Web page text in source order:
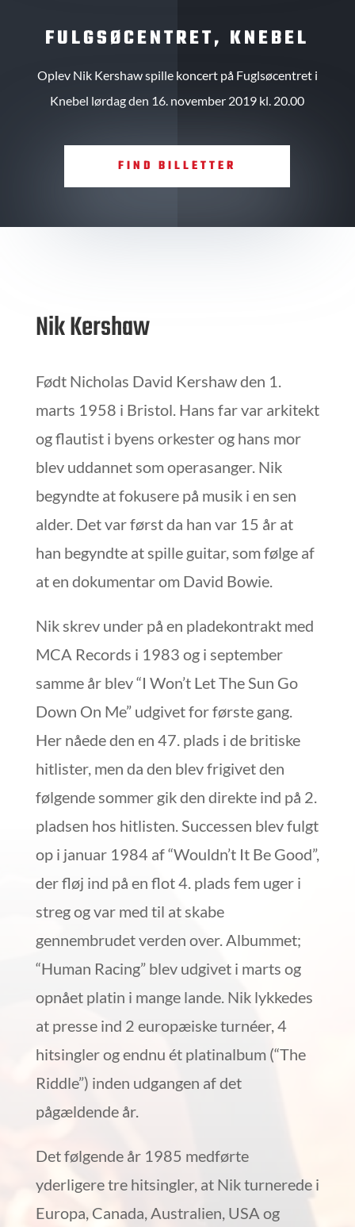
FULGSØCENTRET, KNEBEL
Oplev Nik Kershaw spille koncert på Fuglsøcentret i
Knebel lørdag den 16. november 2019 kl. 20.00
FIND BILLETTER
Nik Kershaw
Født Nicholas David Kershaw den 1.
marts 1958 i Bristol. Hans far var arkitekt
og flautist i byens orkester og hans mor
blev uddannet som operasanger. Nik
begyndte at fokusere på musik i en sen
alder. Det var først da han var 15 år at
han begyndte at spille guitar, som følge af
at en dokumentar om David Bowie.
Nik skrev under på en pladekontrakt med
MCA Records i 1983 og i september
samme år blev “I Won’t Let The Sun Go
Down On Me” udgivet for første gang.
Her nåede den en 47. plads i de britiske
hitlister, men da den blev frigivet den
følgende sommer gik den direkte ind på 2.
pladsen hos hitlisten. Successen blev fulgt
op i januar 1984 af “Wouldn’t It Be Good”,
der fløj ind på en flot 4. plads fem uger i
streg og var med til at skabe
gennembrudet verden over. Albummet;
“Human Racing” blev udgivet i marts og
opnået platin i mange lande. Nik lykkedes
at presse ind 2 europæiske turnéer, 4
hitsingler og endnu ét platinalbum (“The
Riddle”) inden udgangen af ​​det
pågældende år.
Det følgende år 1985 medførte
yderligere tre hitsingler, at Nik turnerede i
Europa, Canada, Australien, USA og